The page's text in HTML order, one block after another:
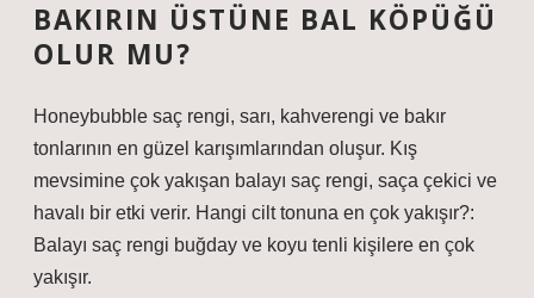
BAKIRIN ÜSTÜNE BAL KÖPÜĞÜ
OLUR MU?
Honeybubble saç rengi, sarı, kahverengi ve bakır
tonlarının en güzel karışımlarından oluşur. Kış
mevsimine çok yakışan balayı saç rengi, saça çekici ve
havalı bir etki verir. Hangi cilt tonuna en çok yakışır?:
Balayı saç rengi buğday ve koyu tenli kişilere en çok
yakışır.